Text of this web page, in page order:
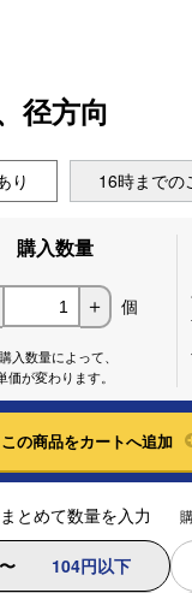
径方向
り 16時までの
購入数量
＋ 個
入数量によって、
価が変わります。
この商品をカートへ追加
とめて数量を入力
104円以下